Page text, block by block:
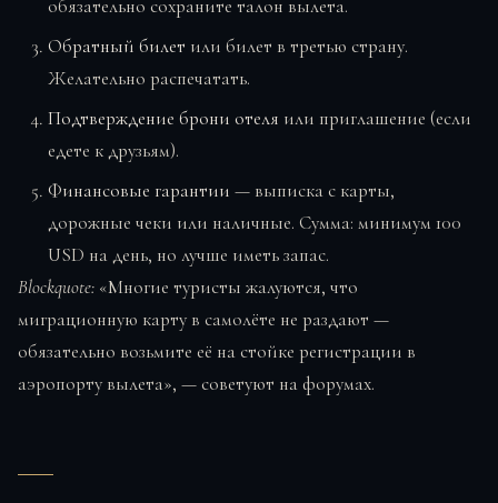
обязательно сохраните талон вылета.
Обратный билет или билет в третью страну.
Желательно распечатать.
Подтверждение брони отеля или приглашение (если
едете к друзьям).
Финансовые гарантии — выписка с карты,
дорожные чеки или наличные. Сумма: минимум 100
USD на день, но лучше иметь запас.
Blockquote: «Многие туристы жалуются, что
миграционную карту в самолёте не раздают —
обязательно возьмите её на стойке регистрации в
аэропорту вылета», — советуют на форумах.